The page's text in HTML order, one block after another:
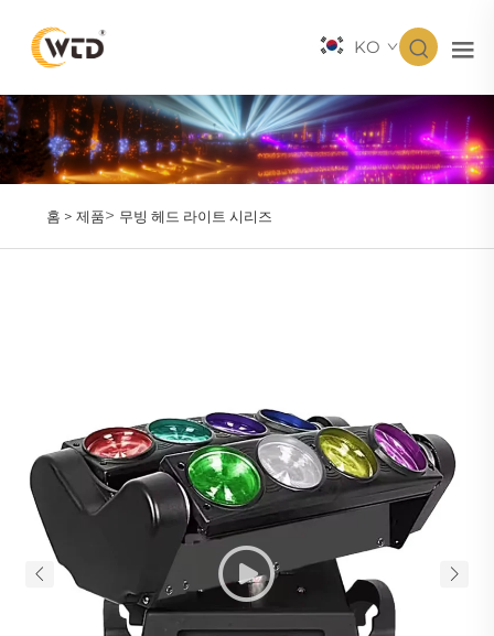
KO
홈 > 제품> 무빙 헤드 라이트 시리즈